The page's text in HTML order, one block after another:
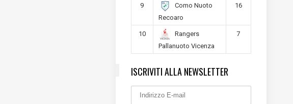
9
Como Nuoto
Recoaro
16
10
Rangers
Pallanuoto Vicenza
7
ISCRIVITI ALLA NEWSLETTER